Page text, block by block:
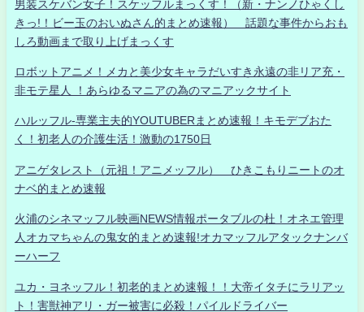
男装スケバン女子！スケッフルまっくす！（新・ナンノひゃくし
きっ!！ビー玉のおいぬさん的まとめ速報） 話題な事件からおも
しろ動画まで取り上げまっくす
ロボットアニメ！メカと美少女キャラだいすき永遠の非リア充・
非モテ星人 ！あらゆるマニアの為のマニアックサイト
ハルッフル-専業主夫的YOUTUBERまとめ速報！キモデブおた
く！初老人の介護生活！激動の1750日
アニゲタレスト（元祖！アニメッフル） ひきこもりニートのオ
ナベ的まとめ速報
火浦のシネマッフル映画NEWS情報ポータブルの杜！オネエ管理
人オカマちゃんの鬼女的まとめ速報!オカマッフルアタックナンバ
ーハーフ
ユカ・ヨネッフル！初老的まとめ速報！！大帝イタチにラリアッ
ト！害獣神アリ・ガー被害に必殺！パイルドライバー